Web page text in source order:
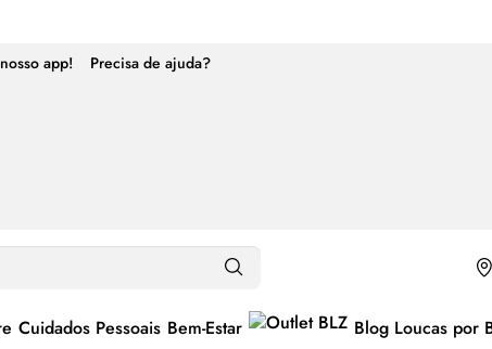
app! Precisa de ajuda?
Cuidados Pessoais Bem-Estar Blog Loucas por